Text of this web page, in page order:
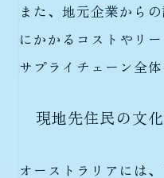
また、地元企業から
にかかるコストやリ
サプライチェーン全
現地先住民の文
オーストラリアには